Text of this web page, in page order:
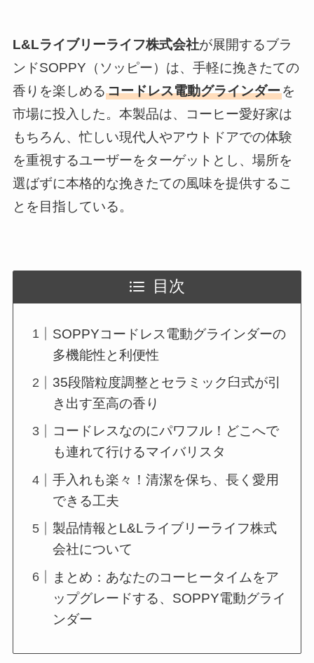
L&Lライブリーライフ株式会社が展開するブラ
ンドSOPPY（ソッピー）は、手軽に挽きたての
香りを楽しめるコードレス電動グラインダーを
市場に投入した。本製品は、コーヒー愛好家は
もちろん、忙しい現代人やアウトドアでの体験
を重視するユーザーをターゲットとし、場所を
選ばずに本格的な挽きたての風味を提供するこ
とを目指している。
目次
SOPPYコードレス電動グラインダーの
多機能性と利便性
35段階粒度調整とセラミック臼式が引
き出す至高の香り
コードレスなのにパワフル！どこへで
も連れて行けるマイバリスタ
手入れも楽々！清潔を保ち、長く愛用
できる工夫
製品情報とL&Lライブリーライフ株式
会社について
まとめ：あなたのコーヒータイムをア
ップグレードする、SOPPY電動グライ
ンダー